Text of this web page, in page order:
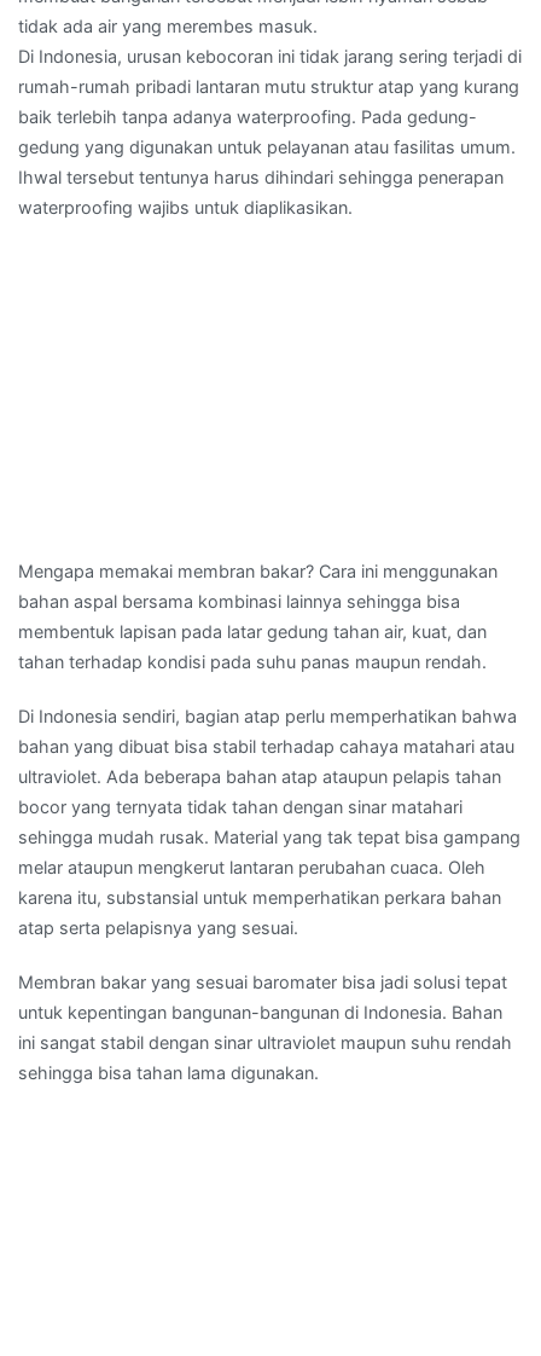
tidak ada air yang merembes masuk.
Di Indonesia, urusan kebocoran ini tidak jarang sering terjadi di
rumah-rumah pribadi lantaran mutu struktur atap yang kurang
baik terlebih tanpa adanya waterproofing. Pada gedung-
gedung yang digunakan untuk pelayanan atau fasilitas umum.
Ihwal tersebut tentunya harus dihindari sehingga penerapan
waterproofing wajibs untuk diaplikasikan.
Mengapa memakai membran bakar? Cara ini menggunakan
bahan aspal bersama kombinasi lainnya sehingga bisa
membentuk lapisan pada latar gedung tahan air, kuat, dan
tahan terhadap kondisi pada suhu panas maupun rendah.
Di Indonesia sendiri, bagian atap perlu memperhatikan bahwa
bahan yang dibuat bisa stabil terhadap cahaya matahari atau
ultraviolet. Ada beberapa bahan atap ataupun pelapis tahan
bocor yang ternyata tidak tahan dengan sinar matahari
sehingga mudah rusak. Material yang tak tepat bisa gampang
melar ataupun mengkerut lantaran perubahan cuaca. Oleh
karena itu, substansial untuk memperhatikan perkara bahan
atap serta pelapisnya yang sesuai.
Membran bakar yang sesuai baromater bisa jadi solusi tepat
untuk kepentingan bangunan-bangunan di Indonesia. Bahan
ini sangat stabil dengan sinar ultraviolet maupun suhu rendah
sehingga bisa tahan lama digunakan.